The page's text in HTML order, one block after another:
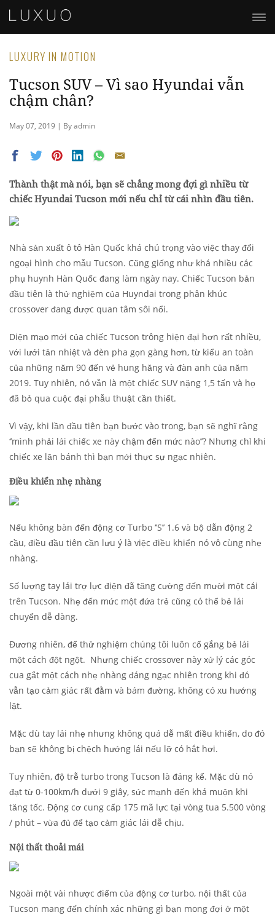
LUXURY IN MOTION
Tucson SUV – Vì sao Hyundai vẫn
chậm chân?
May 07, 2019 | By admin
Thành thật mà nói, bạn sẽ chẳng mong đợi gì nhiều từ
chiếc Hyundai Tucson mới nếu chỉ từ cái nhìn đầu tiên.
Nhà sản xuất ô tô Hàn Quốc khá chú trọng vào việc thay đổi
ngoại hình cho mẫu Tucson. Cũng giống như khá nhiều các
phụ huynh Hàn Quốc đang làm ngày nay. Chiếc Tucson bản
đầu tiên là thử nghiệm của Huyndai trong phân khúc
crossover đang được quan tâm sôi nổi.
Diện mạo mới của chiếc Tucson trông hiện đại hơn rất nhiều,
với lưới tản nhiệt và đèn pha gọn gàng hơn, từ kiểu an toàn
của những năm 90 đến vẻ hung hăng và đàn anh của năm
2019. Tuy nhiên, nó vẫn là một chiếc SUV nặng 1,5 tấn và họ
đã bỏ qua cuộc đại phẫu thuật cần thiết.
Vì vậy, khi lần đầu tiên bạn bước vào trong, bạn sẽ nghĩ rằng
‘’mình phải lái chiếc xe này chậm đến mức nào’’? Nhưng chỉ khi
chiếc xe lăn bánh thì bạn mới thực sự ngạc nhiên.
Điều khiển nhẹ nhàng
Nếu không bàn đến động cơ Turbo ‘’S’’ 1.6 và bộ dẫn động 2
cầu, điều đầu tiên cần lưu ý là việc điều khiển nó vô cùng nhẹ
nhàng.
Số lượng tay lái trợ lực điện đã tăng cường đến mười một cái
trên Tucson. Nhẹ đến mức một đứa trẻ cũng có thể bẻ lái
chuyển dễ dàng.
Đương nhiên, để thử nghiệm chúng tôi luôn cố gắng bẻ lái
một cách đột ngột. Nhưng chiếc crossover này xử lý các góc
cua gắt một cách nhẹ nhàng đáng ngạc nhiên trong khi đó
vẫn tạo cảm giác rất đằm và bám đường, không có xu hướng
lật.
Mặc dù tay lái nhẹ nhưng không quá dễ mất điều khiển, do đó
bạn sẽ không bị chệch hướng lái nếu lỡ có hắt hơi.
Tuy nhiên, độ trễ turbo trong Tucson là đáng kể. Mặc dù nó
đạt từ 0-100km/h dưới 9 giây, sức mạnh đến khá muộn khi
tăng tốc. Động cơ cung cấp 175 mã lực tại vòng tua 5.500 vòng
/ phút – vừa đủ để tạo cảm giác lái dễ chịu.
Nội thất thoải mái
Ngoài một vài nhược điểm của động cơ turbo, nội thất của
Tucson mang đến chính xác những gì bạn mong đợi ở một